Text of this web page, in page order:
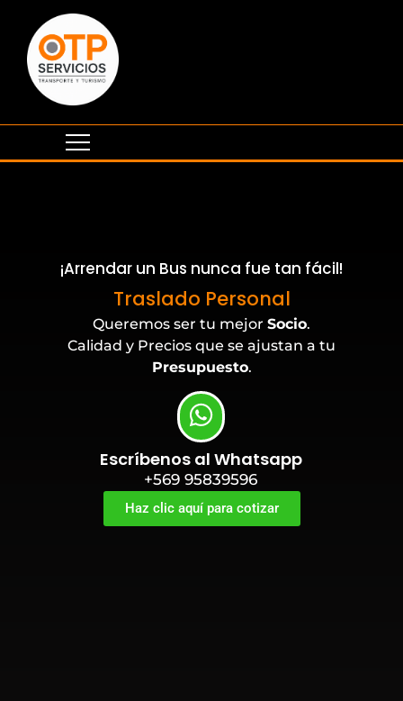
¡Arrendar un Bus nunca fue tan fácil!
Traslado Personal
Eventos Corporativos
Queremos ser tu mejor Socio.
Calidad y Precios que se ajustan a tu
Presupuesto.
Escríbenos al Whatsapp
+569 95839596
Haz clic aquí para cotizar